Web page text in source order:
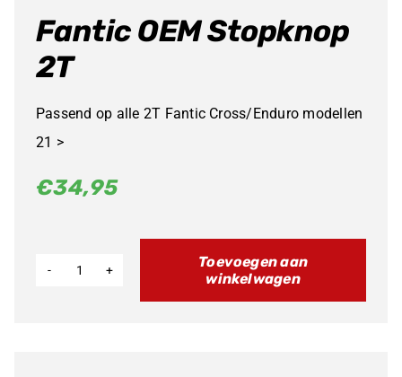
Fantic OEM Stopknop
2T
Passend op alle 2T Fantic Cross/Enduro modellen
21 >
€34,95
Toevoegen aan
winkelwagen